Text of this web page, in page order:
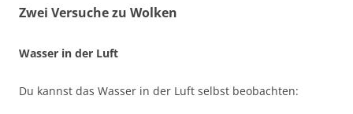
Zwei Versuche zu Wolken
Wasser in der Luft
Du kannst das Wasser in der Luft selbst beobachten: